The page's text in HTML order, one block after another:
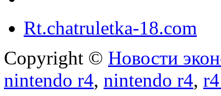
Rt.chatruletka-18.com
Copyright © Новости
nintendo r4, nintendo r4,